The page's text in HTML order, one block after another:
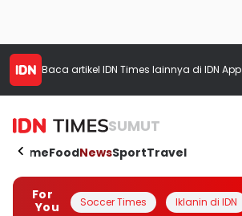
Baca artikel IDN Times lainnya di IDN App
SUMUT
HomeFoodNewsSportTravel
For
You
Soccer Times Iklanin di IDN